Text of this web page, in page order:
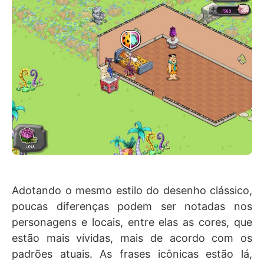
Adotando o mesmo estilo do desenho clássico,
poucas diferenças podem ser notadas nos
personagens e locais, entre elas as cores, que
estão mais vívidas, mais de acordo com os
padrões atuais. As frases icônicas estão lá,